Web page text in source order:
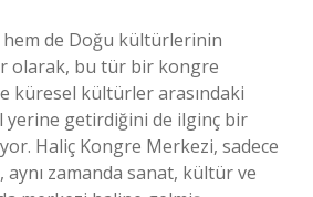
hem de Doğu kültürlerinin
olarak, bu tür bir kongre
küresel kültürler arasındaki
yerine getirdiğini de ilginç bir
Haliç Kongre Merkezi, sadece
aynı zamanda sanat, kültür ve